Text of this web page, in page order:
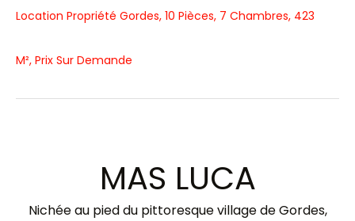
Location Propriété Gordes, 10 Pièces, 7 Chambres, 423
M², Prix Sur Demande
MAS LUCA
Nichée au pied du pittoresque village de Gordes,